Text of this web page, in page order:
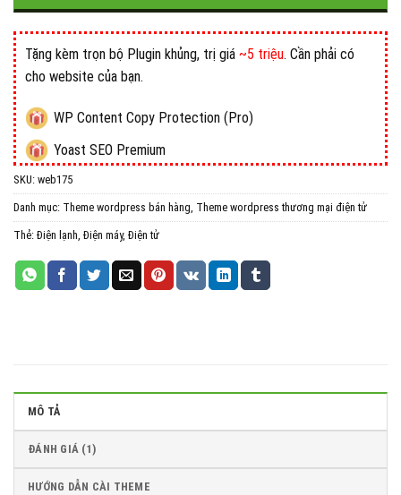
Tặng kèm trọn bộ Plugin khủng, trị giá ~5 triệu. Cần phải có
cho website của bạn.
WP Content Copy Protection (Pro)
Yoast SEO Premium
All in One WP Migration Unlimited Extension
iThemes Security Pro
Wordfence Security Premium
SKU: web175
Danh mục: Theme wordpress bán hàng, Theme wordpress thương mại điện tử
Thẻ: Điện lạnh, Điện máy, Điện tử
MÔ TẢ
ĐÁNH GIÁ (1)
HƯỚNG DẪN CÀI THEME